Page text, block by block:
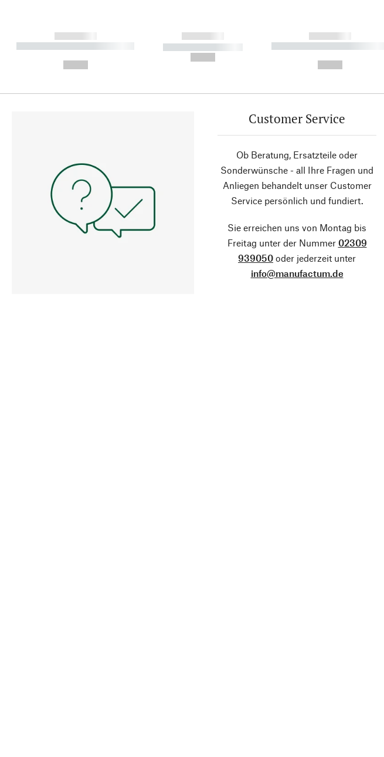
------------
----------- ----------- ----------
------------
----------- -----------
------------
----------- ----------- ----------
Customer Service
Ob Beratung, Ersatzteile oder
Sonderwünsche - all Ihre Fragen und
Anliegen behandelt unser Customer
Service persönlich und fundiert.
Sie erreichen uns von Montag bis
Freitag unter der Nummer 02309
939050 oder jederzeit unter
info@manufactum.de